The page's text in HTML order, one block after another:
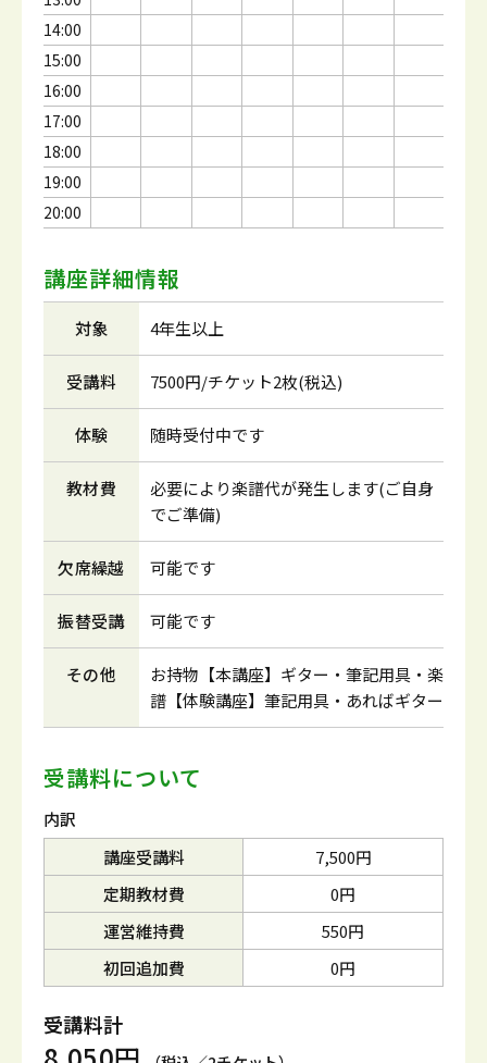
14:00
15:00
16:00
17:00
18:00
19:00
20:00
講座詳細情報
対象 4年生以上
受講料 7500円/チケット2枚(税込)
体験 随時受付中です
教材費
必要により楽譜代が発生します(ご自身
でご準備)
欠席繰越 可能です
振替受講 可能です
その他
お持物【本講座】ギター・筆記用具・楽
譜【体験講座】筆記用具・あればギター
受講料について
内訳
講座受講料
7,500円
定期教材費
0円
運営維持費
550円
初回追加費
0円
受講料計